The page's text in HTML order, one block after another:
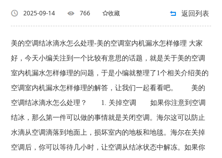
2025-09-14 766 收藏 返回列表
美的空调结冰滴水怎么处理-美的空调室内机漏水怎样修理 大家
好，今天小编关注到一个比较有意思的话题，就是关于美的空调
室内机漏水怎样修理的问题，于是小编就整理了1个相关介绍美的
空调室内机漏水怎样修理的解答，让我们一起看看吧。 美的
空调结冰滴水怎么处理？ 1. 关掉空调 如果你注意到空调
结冰，那么第一件可以做的事情就是关闭空调。海尔这可以防止
水滴从空调滴落到地面上，损坏室内的地板和地毯。海尔在关掉
空调后，你可以等待几小时，让空调从结冰状态中解冻。如果你